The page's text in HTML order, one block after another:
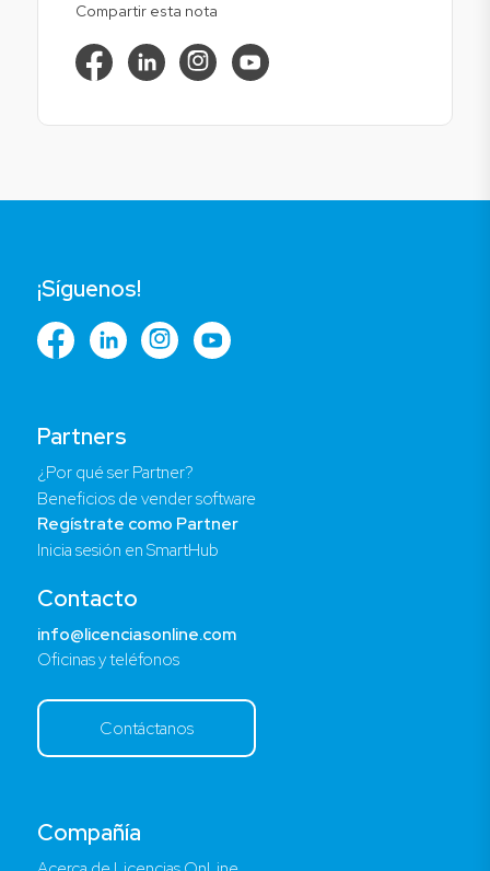
Compartir esta nota
Compañía
Partners
¿Por qué ser Partner?
Beneficios de vender software
Regístrate como Partner
Inicia sesión en SmartHub
Contacto
info@licenciasonline.com
Oficinas y teléfonos
Contáctanos
¡Síguenos!